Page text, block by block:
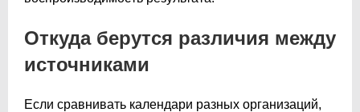
Откуда берутся различия между
источниками
Если сравнивать календари разных организаций,